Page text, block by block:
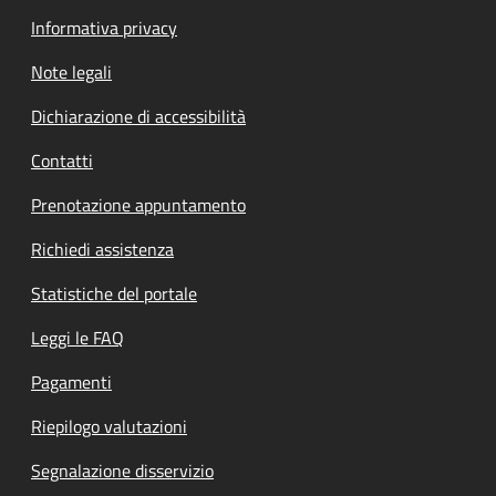
Informativa privacy
Note legali
Dichiarazione di accessibilità
Contatti
Prenotazione appuntamento
Richiedi assistenza
Statistiche del portale
Leggi le FAQ
Pagamenti
Riepilogo valutazioni
Segnalazione disservizio